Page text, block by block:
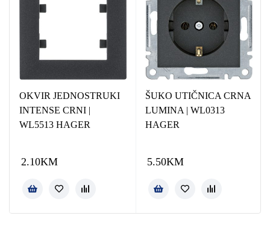
OKVIR JEDNOSTRUKI
INTENSE CRNI |
WL5513 HAGER
2.10KM
ŠUKO UTIČNICA CRNA
LUMINA | WL0313
HAGER
5.50KM